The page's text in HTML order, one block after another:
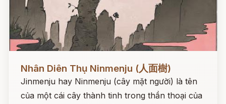
Nhân Diên Thụ Ninmenju (人面樹)
Jinmenju hay Ninmenju (cây mặt người) là tên
của một cái cây thành tinh trong thần thoại của